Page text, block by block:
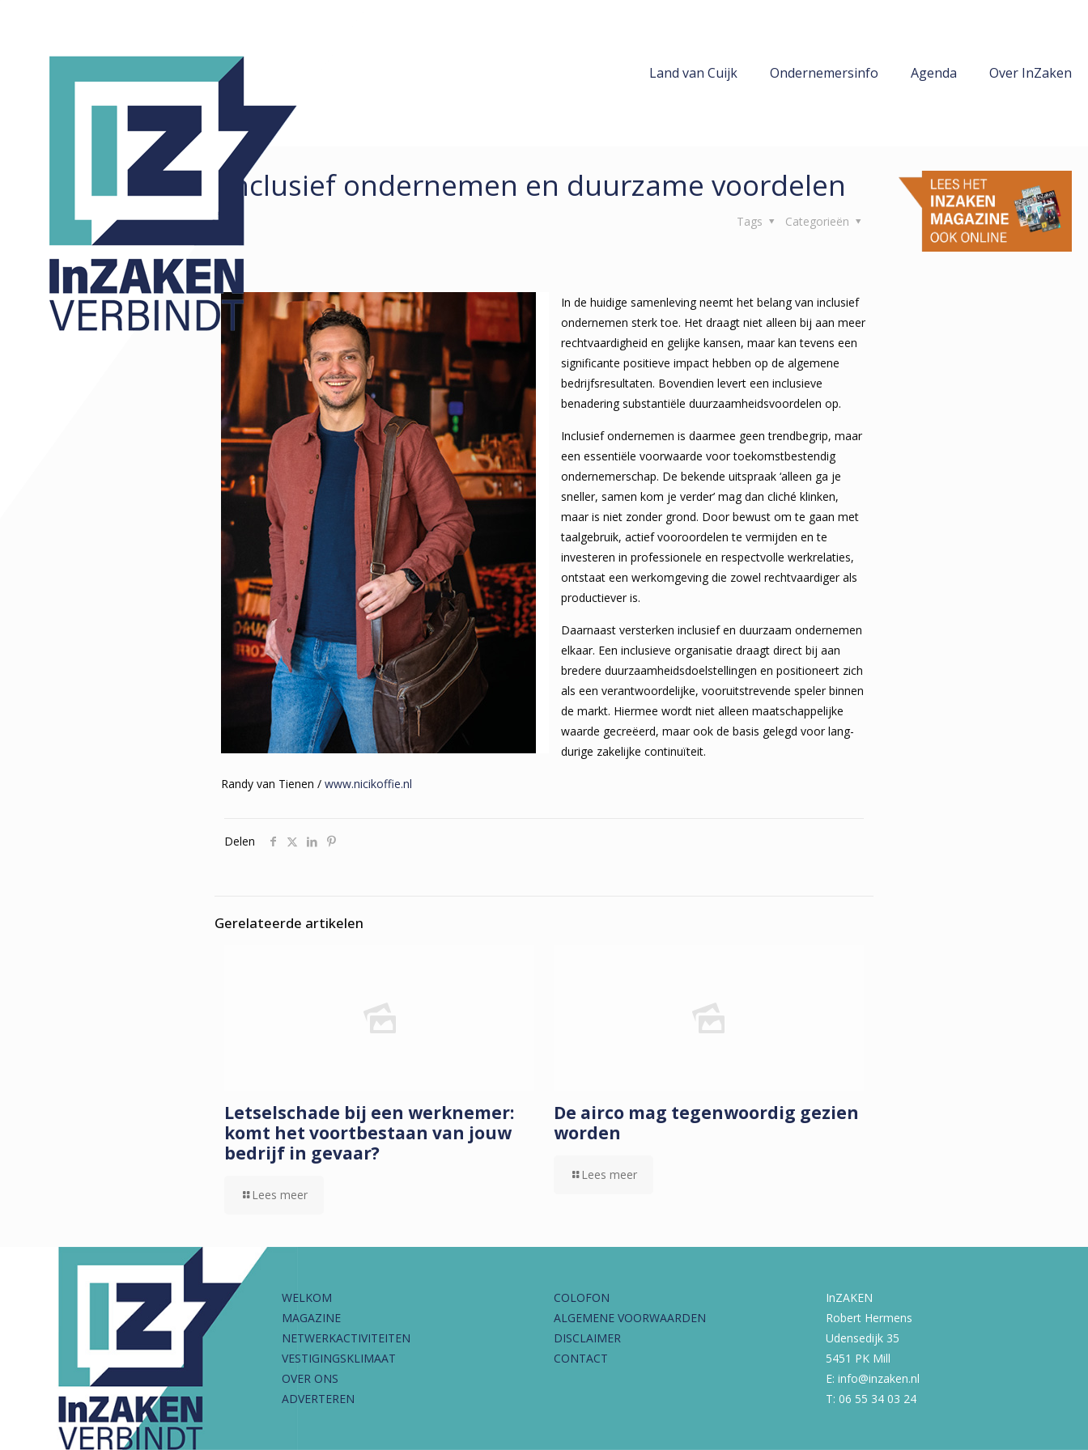
Land van Cuijk Ondernemersinfo Agenda Over InZaken
Inclusief ondernemen en duurzame voordelen
Categorieën
Tags
In de huidige samenleving neemt het belang van inclusief
ondernemen sterk toe. Het draagt niet alleen bij aan meer
rechtvaardigheid en gelijke kansen, maar kan tevens een
significante positieve impact hebben op de algemene
bedrijfsresultaten. Bovendien levert een inclusieve
benadering substantiële duurzaamheidsvoordelen op.
Inclusief ondernemen is daarmee geen trendbegrip, maar
een essentiële voorwaarde voor toekomstbestendig
ondernemerschap. De bekende uitspraak ‘alleen ga je
sneller, samen kom je verder’ mag dan cliché klinken,
maar is niet zonder grond. Door bewust om te gaan met
taalgebruik, actief vooroordelen te vermijden en te
investeren in professionele en respectvolle werkrelaties,
ontstaat een werkomgeving die zowel rechtvaardiger als
productiever is.
Daarnaast versterken inclusief en duurzaam ondernemen
elkaar. Een inclusieve organisatie draagt direct bij aan
bredere duurzaamheidsdoelstellingen en positioneert zich
als een verantwoordelijke, vooruitstrevende speler binnen
de markt. Hiermee wordt niet alleen maatschappelijke
waarde gecreëerd, maar ook de basis gelegd voor lang­
durige zakelijke continuïteit.
Randy van Tienen /www.nicikoffie.nl
Delen
Gerelateerde artikelen
Letselschade bij een werknemer:
komt het voortbestaan van jouw
bedrijf in gevaar?
Lees meer
De airco mag tegenwoordig gezien
worden
Lees meer
ARTIKELEN
COLUMNS
KORTE ZAKEN
WELKOM
MAGAZINE
NETWERKACTIVITEITEN
VESTIGINGSKLIMAAT
OVER ONS
ADVERTEREN
COLOFON
ALGEMENE VOORWAARDEN
DISCLAIMER
CONTACT
InZAKEN
Robert Hermens
Udensedijk 35
5451 PK Mill
E: info@inzaken.nl
T: 06 55 34 03 24